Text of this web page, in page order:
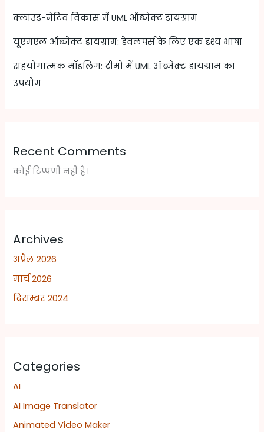
क्लाउड-नेटिव विकास में UML ऑब्जेक्ट डायग्राम
यूएमएल ऑब्जेक्ट डायग्राम: डेवलपर्स के लिए एक दृश्य भाषा
सहयोगात्मक मॉडलिंग: टीमों में UML ऑब्जेक्ट डायग्राम का
उपयोग
Recent Comments
कोई टिप्पणी नही है।
Archives
अप्रैल 2026
मार्च 2026
दिसम्बर 2024
Categories
AI
AI Image Translator
Animated Video Maker